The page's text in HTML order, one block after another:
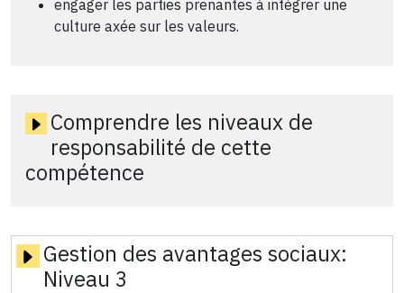
engager les parties prenantes à intégrer une
culture axée sur les valeurs.
Comprendre les niveaux de
responsabilité de cette
compétence
Gestion des avantages sociaux:
Niveau 3